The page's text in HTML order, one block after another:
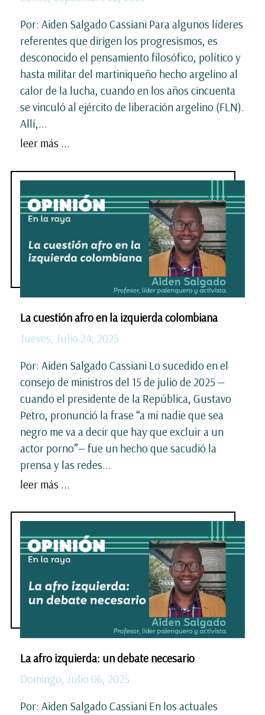
Por: Aiden Salgado Cassiani Para algunos líderes
referentes que dirigen los progresismos, es
desconocido el pensamiento filosófico, político y
hasta militar del martiniqueño hecho argelino al
calor de la lucha, cuando en los años cincuenta
se vinculó al ejército de liberación argelino (FLN).
Allí,...
leer más ...
La cuestión afro en la izquierda colombiana
Jueves, Julio 24, 2025
Por: Aiden Salgado Cassiani Lo sucedido en el
consejo de ministros del 15 de julio de 2025 —
cuando el presidente de la República, Gustavo
Petro, pronunció la frase “a mí nadie que sea
negro me va a decir que hay que excluir a un
actor porno”— fue un hecho que sacudió la
prensa y las redes...
leer más ...
La afro izquierda: un debate necesario
Domingo, Julio 06, 2025
Por: Aiden Salgado Cassiani En los actuales